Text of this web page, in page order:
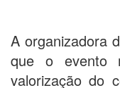
A organizadora
que o evento
valorização do